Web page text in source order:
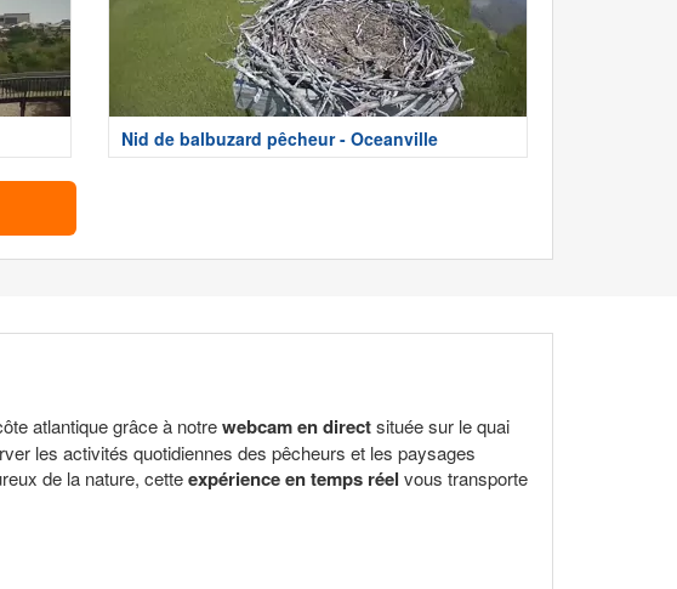
Nid de balbuzard pêcheur - Oceanville
atlantique grâce à notrewebcam en directsituée sur le quai
les activités quotidiennes des pêcheurs et les paysages
de la nature, cetteexpérience en temps réel vous transporte